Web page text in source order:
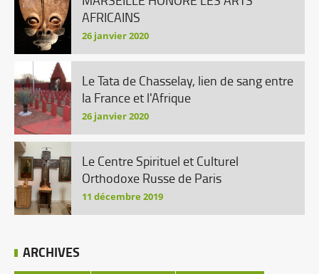
AFRICAINS
26 janvier 2020
Le Tata de Chasselay, lien de sang entre
la France et l'Afrique
26 janvier 2020
Le Centre Spirituel et Culturel
Orthodoxe Russe de Paris
11 décembre 2019
ARCHIVES